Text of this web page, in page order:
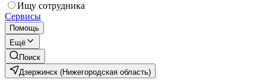
Ищу сотрудника
Сервисы
Помощь
Ещё
Поиск
Дзержинск (Нижегородская область)